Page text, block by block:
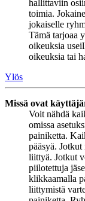
hallittaviin
toimia.
jokaiselle
Tämä tarjoaa
oikeuksia
oikeuksia tai
Ylös
Missä ovat
Voit nähdä
omissa
painiketta.
pääsyä.
liittyä. Jotkut
piilotettuja
klikkaamalla
liittymistä